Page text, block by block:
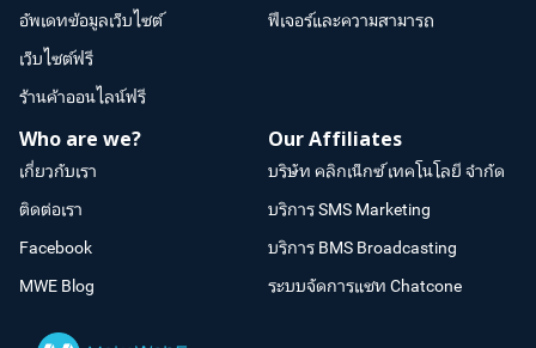
อัพเดทข้อมูลเว็บไซต์
เว็บไซต์ฟรี
ร้านค้าออนไลน์ฟรี
ฟีเจอร์และความสามารถ
Who are we?
เกี่ยวกับเรา
ติดต่อเรา
Facebook
MWE Blog
Our Affiliates
บริษัท คลิกเน็กซ์ เทคโนโลยี จำกัด
บริการ SMS Marketing
บริการ BMS Broadcasting
ระบบจัดการแชท Chatcone